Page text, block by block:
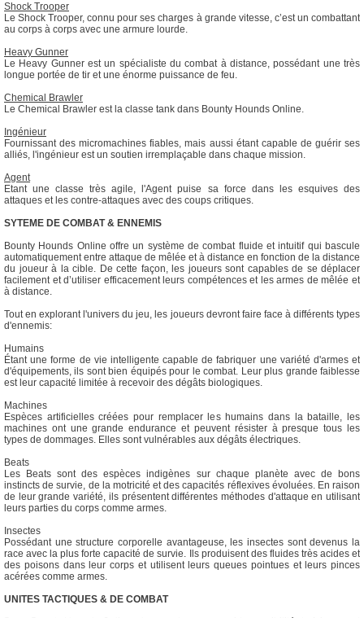
Shock Trooper
Le Shock Trooper, connu pour ses charges à grande vitesse, c’est un combattant
au corps à corps avec une armure lourde.
Heavy Gunner
Le Heavy Gunner est un spécialiste du combat à distance, possédant une très
longue portée de tir et une énorme puissance de feu.
Chemical Brawler
Le Chemical Brawler est la classe tank dans Bounty Hounds Online.
Ingénieur
Fournissant des micromachines fiables, mais aussi étant capable de guérir ses
alliés, l'ingénieur est un soutien irremplaçable dans chaque mission.
Agent
Etant une classe très agile, l'Agent puise sa force dans les esquives des
attaques et les contre-attaques avec des coups critiques.
SYTEME DE COMBAT & ENNEMIS
Bounty Hounds Online offre un système de combat fluide et intuitif qui bascule
automatiquement entre attaque de mêlée et à distance en fonction de la distance
du joueur à la cible. De cette façon, les joueurs sont capables de se déplacer
facilement et d’utiliser efficacement leurs compétences et les armes de mêlée et
à distance.
Tout en explorant l'univers du jeu, les joueurs devront faire face à différents types
d'ennemis:
Humains
Étant une forme de vie intelligente capable de fabriquer une variété d'armes et
d'équipements, ils sont bien équipés pour le combat. Leur plus grande faiblesse
est leur capacité limitée à recevoir des dégâts biologiques.
Machines
Espèces artificielles créées pour remplacer les humains dans la bataille, les
machines ont une grande endurance et peuvent résister à presque tous les
types de dommages. Elles sont vulnérables aux dégâts électriques.
Beats
Les Beats sont des espèces indigènes sur chaque planète avec de bons
instincts de survie, de la motricité et des capacités réflexives évoluées. En raison
de leur grande variété, ils présentent différentes méthodes d'attaque en utilisant
leurs parties du corps comme armes.
Insectes
Possédant une structure corporelle avantageuse, les insectes sont devenus la
race avec la plus forte capacité de survie. Ils produisent des fluides très acides et
des poisons dans leur corps et utilisent leurs queues pointues et leurs pinces
acérées comme armes.
UNITES TACTIQUES & DE COMBAT